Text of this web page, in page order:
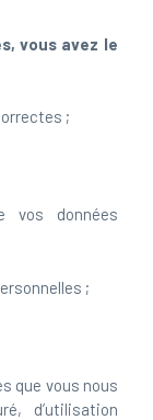
vous avez le
;
vos données
;
que vous nous
d’utilisation